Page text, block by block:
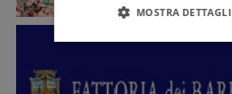
MOSTRA DETTAGLI